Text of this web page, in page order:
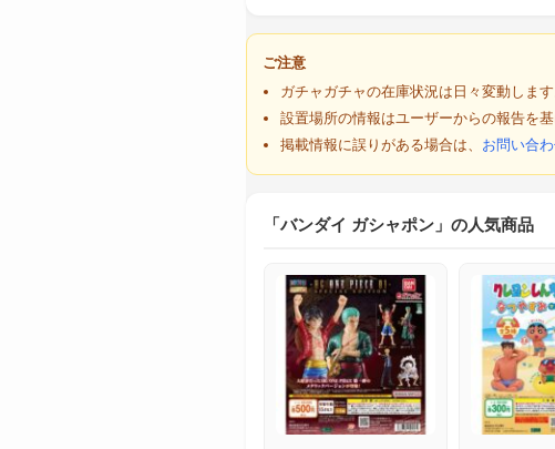
ご注意
ガチャガチャの在庫状況は日々変動しま
設置場所の情報はユーザーからの報告を基
掲載情報に誤りがある場合は、 お問い合
「バンダイ ガシャポン」の人気商品